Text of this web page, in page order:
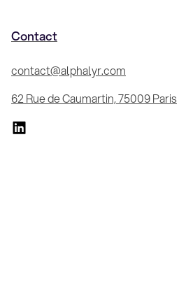
Contact
contact@alphalyr.com
62 Rue de Caumartin, 75009 Paris